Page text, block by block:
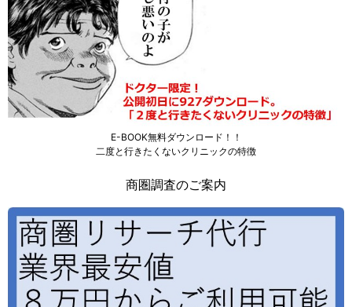
E-BOOK無料ダウンロード！！
二度と行きたくないクリニックの特徴
商圏調査のご案内